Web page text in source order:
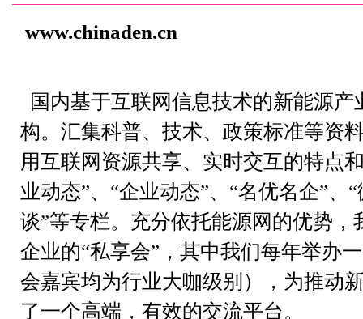
www.chinaden.cn
国内基于互联网信息技术的新能源产
构。汇集科普、技术、政策标准等资
用互联网资源共享、实时交互的特点
业动态”、“企业动态”、“名优名企”、
谈”等专栏。 充分依托能源网的优势，
企业的“私享会”，其中我们每年举办
会嘉宾均为行业大咖级别），为推动
了一个高端，有效的交流平台。